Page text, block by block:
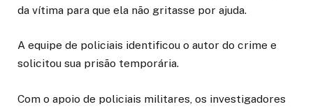
da vítima para que ela não gritasse por ajuda.
A equipe de policiais identificou o autor do crime e
solicitou sua prisão temporária.
Com o apoio de policiais militares, os investigadores